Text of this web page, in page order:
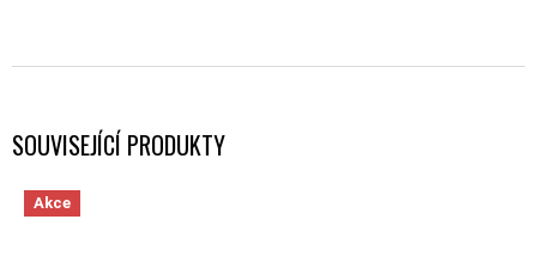
SOUVISEJÍCÍ PRODUKTY
Akce